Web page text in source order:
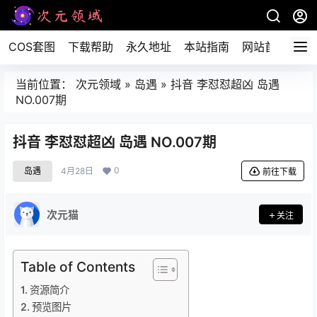
COS套图 下载帮助 永久地址 本站指南 网站首页
当前位置： 次元领域 » 岛遇 » 抖音 李怼怼超凶 岛遇
NO.007期
抖音 李怼怼超凶 岛遇 NO.007期
岛遇 4月28日 0 前往下载
次元猫 关注
Table of Contents
资源简介
预览图片